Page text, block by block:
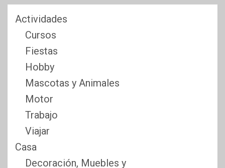
Actividades
Cursos
Fiestas
Hobby
Mascotas y Animales
Motor
Trabajo
Viajar
Casa
Decoración, Muebles y